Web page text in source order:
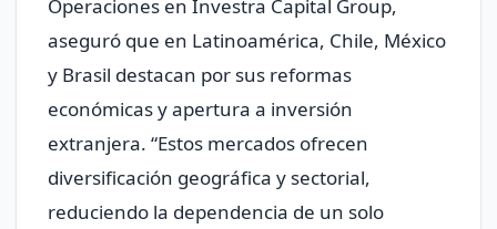
Operaciones en Investra Capital Group,
aseguró que en Latinoamérica, Chile, México
y Brasil destacan por sus reformas
económicas y apertura a inversión
extranjera. “Estos mercados ofrecen
diversificación geográfica y sectorial,
reduciendo la dependencia de un solo